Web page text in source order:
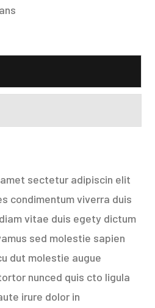
sectetur adipiscin elit
condimentum viverra duis
vitae duis egety dictum
sed molestie sapien
dut molestie augue
nunced quis cto ligula
irure dolor in